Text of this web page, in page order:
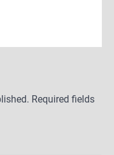
Required fields